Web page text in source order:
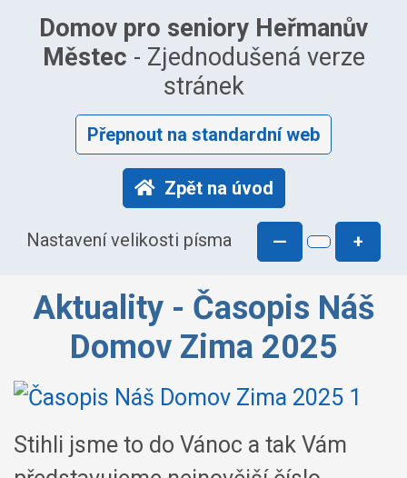
Domov pro seniory Heřmanův
Městec - Zjednodušená verze
stránek
Přepnout na standardní web
Zpět na úvod
Nastavení velikosti písma — +
Aktuality - Časopis Náš
Domov Zima 2025
Stihli jsme to do Vánoc a tak Vám